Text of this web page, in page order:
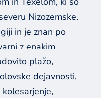
Nizozemske.
in je znan po
z enakim
plažo,
dejavnosti,